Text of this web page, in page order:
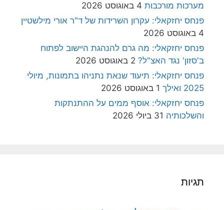
מערכות מורכבות 4 באוגוסט 2026
פנחס יחזקאלי: עקרון השרידות של ד"ר אורי מילשטיין
4 באוגוסט 2026
פנחס יחזקאלי: מה גרם להנהגת היישוב לפתוח
ב'סזון' נגד האצ"ל? 2 באוגוסט 2026
פנחס יחזקאלי: תיעוד שנאת נתניהו בתמונות, מיולי
2025 ואילך
1 באוגוסט 2026
פנחס יחזקאלי: אוסף ממים על ההתנתקות
והשלכותיה 31 ביולי 2026
תגיות